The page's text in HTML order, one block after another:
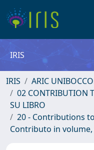
IRIS
IRIS
ARIC
02 CONTRIBUTION
SU LIBRO
20 - Contributions
Contributo in